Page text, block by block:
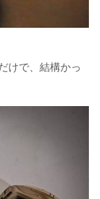
けで、結構かっ